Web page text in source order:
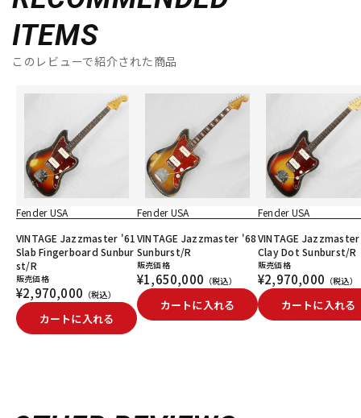
ITEMS
このレビューで紹介された商品
Fender USA
VINTAGE Jazzmaster '61
Slab Fingerboard Sunbur
st/R
販売価格
¥2,970,000 （税込）
カートに入れる
Fender USA
VINTAGE Jazzmaster '68
Sunburst/R
販売価格
¥1,650,000 （税込）
カートに入れる
Fender USA
VINTAGE
Clay Dot Sunburst/R
販売価格
¥2,970,000 （税込）
カートに入れる